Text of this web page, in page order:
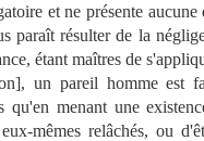
et ne présente
paraît résulter de la
étant maîtres de
un pareil homme est
qu'en menant une
mêmes relâchés, ou